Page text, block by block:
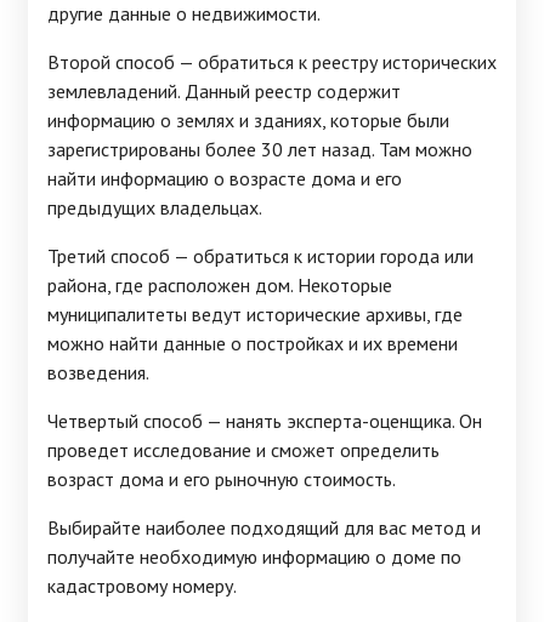
другие данные о недвижимости.
Второй способ — обратиться к реестру исторических
землевладений. Данный реестр содержит
информацию о землях и зданиях, которые были
зарегистрированы более 30 лет назад. Там можно
найти информацию о возрасте дома и его
предыдущих владельцах.
Третий способ — обратиться к истории города или
района, где расположен дом. Некоторые
муниципалитеты ведут исторические архивы, где
можно найти данные о постройках и их времени
возведения.
Четвертый способ — нанять эксперта-оценщика. Он
проведет исследование и сможет определить
возраст дома и его рыночную стоимость.
Выбирайте наиболее подходящий для вас метод и
получайте необходимую информацию о доме по
кадастровому номеру.